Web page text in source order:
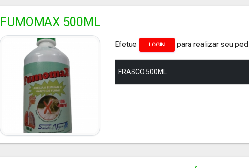
FUMOMAX 500ML
Efetue LOGIN para realizar seu
FRASCO 500ML